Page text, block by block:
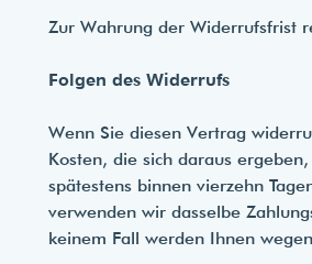
Zur Wahrung der Widerrufsfrist
Folgen des Widerrufs
Wenn Sie diesen Vertrag
Kosten, die sich daraus
spätestens binnen vierzehn
verwenden wir dasselbe
keinem Fall werden Ihnen